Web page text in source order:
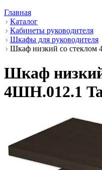
Главная
Каталог
Кабинеты руководителя
Шкафы для руководителя
Шкаф низкий со стеклом
Шкаф
4ШН.012.1